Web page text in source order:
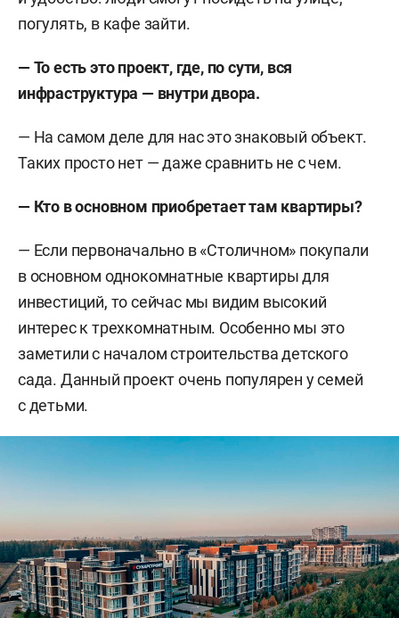
погулять, в кафе зайти.
— То есть это проект, где, по сути, вся
инфраструктура — внутри двора.
— На самом деле для нас это знаковый объект.
Таких просто нет — даже сравнить не с чем.
— Кто в основном приобретает там квартиры?
— Если первоначально в «Столичном» покупали
в основном однокомнатные квартиры для
инвестиций, то сейчас мы видим высокий
интерес к трехкомнатным. Особенно мы это
заметили с началом строительства детского
сада. Данный проект очень популярен у семей
с детьми.